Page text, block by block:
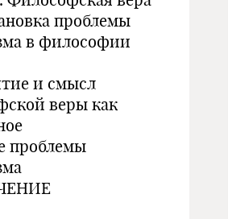
проблемы
в философии
и смысл
веры как
проблемы